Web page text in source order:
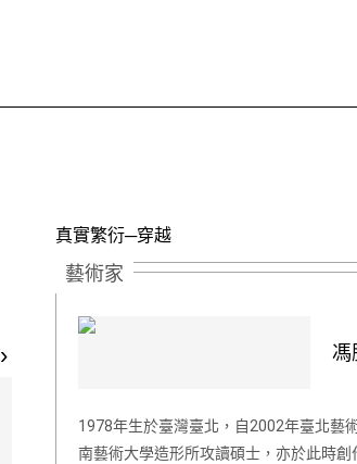
›
真實繁衍─穿越
藝術家
馮
1978年生於臺灣臺北，自2002年臺北藝
南藝術大學造形所攻讀碩士，亦於此時